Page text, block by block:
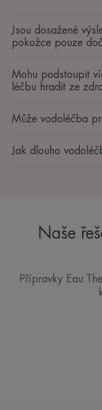
Jsou dosažené
pokožce pouze
Mohu podstoupit
léčbu hradit ze
Může vodoléčba
Jak dlouho
Naše
Přípravky Eau